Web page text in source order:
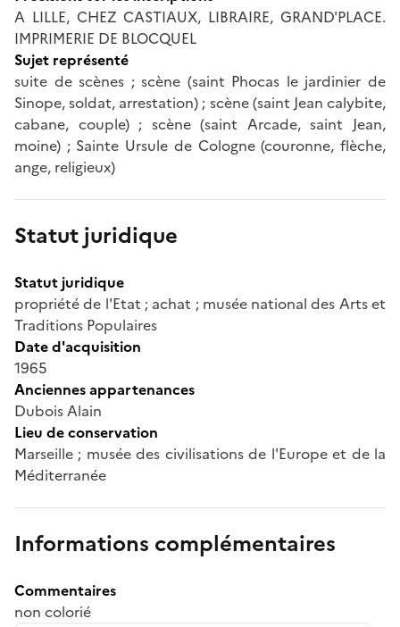
A LILLE, CHEZ CASTIAUX, LIBRAIRE, GRAND'PLACE.
IMPRIMERIE DE BLOCQUEL
Sujet représenté
suite de scènes ; scène (saint Phocas le jardinier de
Sinope, soldat, arrestation) ; scène (saint Jean calybite,
cabane, couple) ; scène (saint Arcade, saint Jean,
moine) ; Sainte Ursule de Cologne (couronne, flèche,
ange, religieux)
Statut juridique
Statut juridique
propriété de l'Etat ; achat ; musée national des Arts et
Traditions Populaires
Date d'acquisition
1965
Anciennes appartenances
Dubois Alain
Lieu de conservation
Marseille ; musée des civilisations de l'Europe et de la
Méditerranée
Informations complémentaires
Commentaires
non colorié